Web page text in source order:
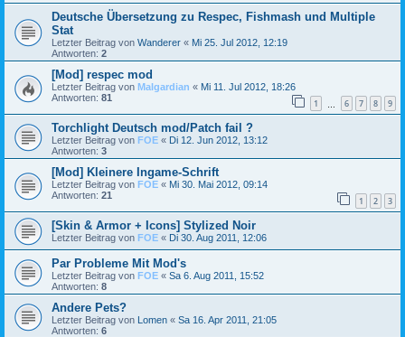
Deutsche Übersetzung zu Respec, Fishmash und Multiple
Stat
Letzter Beitrag von Wanderer « Mi 25. Jul 2012, 12:19
Antworten: 2
[Mod] respec mod
Letzter Beitrag von Malgardian « Mi 11. Jul 2012, 18:26
Antworten: 81 1 6 7 8 9
Torchlight Deutsch mod/Patch fail ?
Letzter Beitrag von FOE « Di 12. Jun 2012, 13:12
Antworten: 3
[Mod] Kleinere Ingame-Schrift
Letzter Beitrag von FOE « Mi 30. Mai 2012, 09:14
Antworten: 21 1 2 3
[Skin & Armor + Icons] Stylized Noir
Letzter Beitrag von FOE « Di 30. Aug 2011, 12:06
Par Probleme Mit Mod's
Letzter Beitrag von FOE « Sa 6. Aug 2011, 15:52
Antworten: 8
Andere Pets?
Letzter Beitrag von Lomen « Sa 16. Apr 2011, 21:05
Antworten: 6